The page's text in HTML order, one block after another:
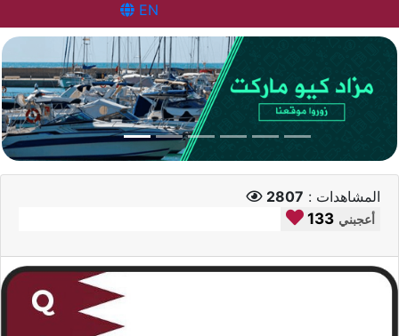
EN
المشاهدات : 2807
133 أعجبني